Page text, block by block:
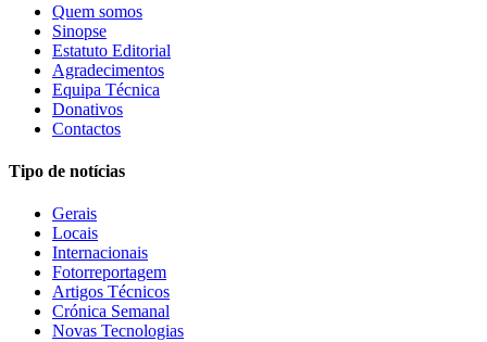
Quem somos
Sinopse
Estatuto Editorial
Agradecimentos
Equipa Técnica
Donativos
Contactos
Tipo de notícias
Gerais
Locais
Internacionais
Fotorreportagem
Artigos Técnicos
Crónica Semanal
Novas Tecnologias